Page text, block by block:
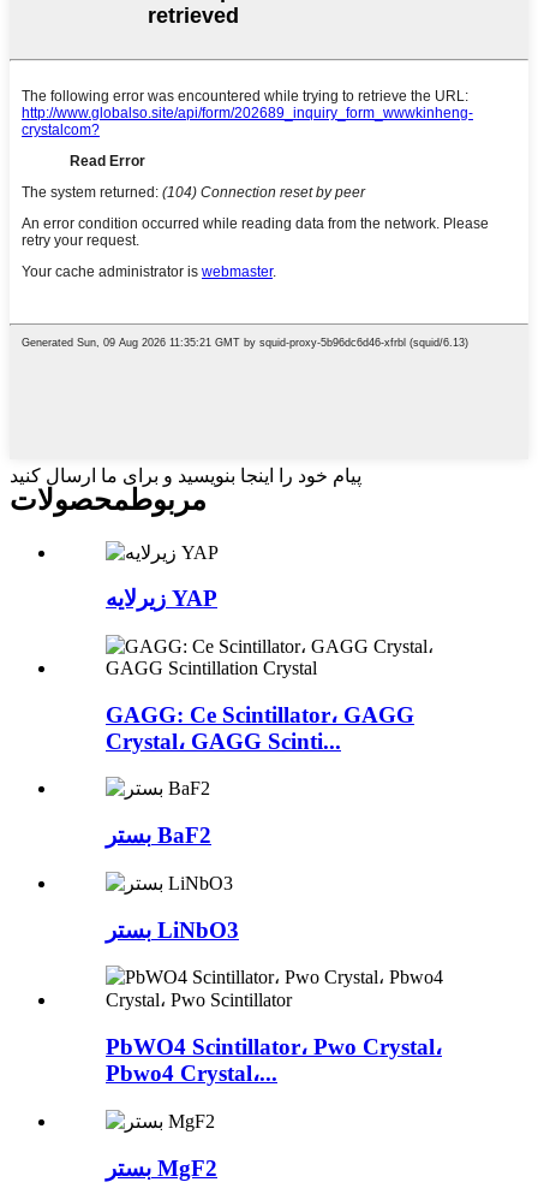
پیام خود را اینجا بنویسید و برای ما ارسال کنید
مربوطمحصولات
زیرلایه YAP
GAGG: Ce Scintillator، GAGG
Crystal، GAGG Scinti...
بستر BaF2
بستر LiNbO3
PbWO4 Scintillator، Pwo Crystal،
Pbwo4 Crystal،...
بستر MgF2